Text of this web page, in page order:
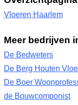
Vloeren Haarlem
Meer bedrijven
De Bedweters
De Berg Houten
De Boer
de Bouwcomponist